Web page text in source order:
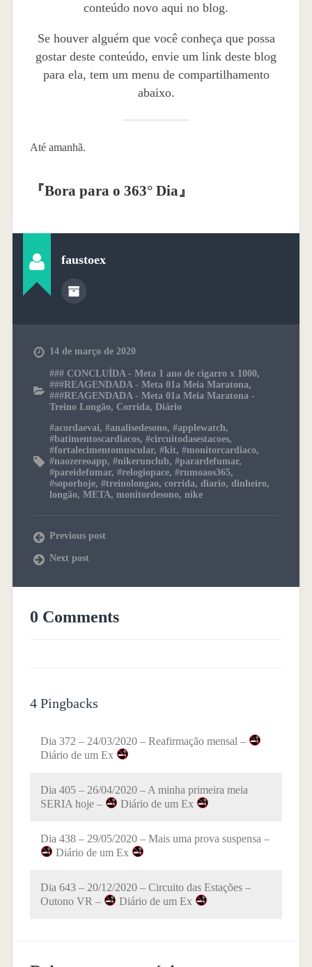
conteúdo novo aqui no blog.
Se houver alguém que você conheça que possa
gostar deste conteúdo, envie um link deste blog
para ela, tem um menu de compartilhamento
abaixo.
Até amanhã.
『Bora para o 363° Dia』
faustoex
14 de março de 2020
### CONCLUÍDA - Meta 1 ano de cigarro x 1000,
###REAGENDADA - Meta 01a Meia Maratona,
###REAGENDADA - Meta 01a Meia Maratona -
Treino Longão, Corrida, Diário
#acordaevai, #analisedesono, #applewatch,
#batimentoscardiacos, #circuitodasestacoes,
#fortalecimentomuscular, #kit, #monitorcardiaco,
#naozereoapp, #nikerunclub, #parardefumar,
#pareidefumar, #relogiopace, #rumoaos365,
#soporhoje, #treinolongao, corrida, diario, dinheiro,
longão, META, monitordesono, nike
Previous post
Next post
0 Comments
4 Pingbacks
Dia 372 – 24/03/2020 – Reafirmação mensal –
Diário de um Ex
Dia 405 – 26/04/2020 – A minha primeira meia
SERIA hoje –
Diário de um Ex
Dia 438 – 29/05/2020 – Mais uma prova suspensa –
Diário de um Ex
Dia 643 – 20/12/2020 – Circuito das Estações –
Outono VR –
Diário de um Ex